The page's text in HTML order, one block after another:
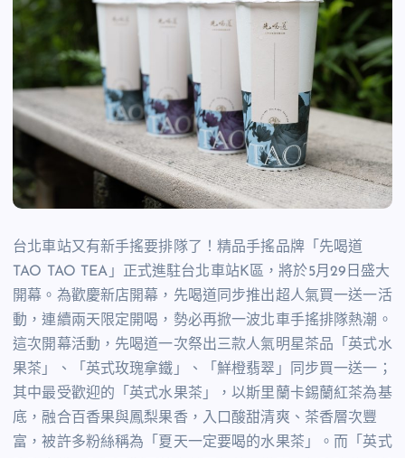
台北車站又有新手搖要排隊了！精品手搖品牌「先喝道
TAO TAO TEA」正式進駐台北車站K區，將於5月29日盛大
開幕。為歡慶新店開幕，先喝道同步推出超人氣買一送一活
動，連續兩天限定開喝，勢必再掀一波北車手搖排隊熱潮。
這次開幕活動，先喝道一次祭出三款人氣明星茶品「英式水
果茶」、「英式玫瑰拿鐵」、「鮮橙翡翠」同步買一送一；
其中最受歡迎的「英式水果茶」，以斯里蘭卡錫蘭紅茶為基
底，融合百香果與鳳梨果香，入口酸甜清爽、茶香層次豐
富，被許多粉絲稱為「夏天一定要喝的水果茶」。 而「英式